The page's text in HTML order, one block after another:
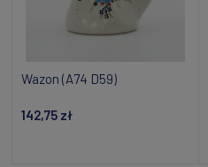
Wazon (A74 D59)
142,75 zł